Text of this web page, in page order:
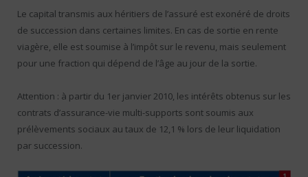
Le capital transmis aux héritiers de l’assuré est exonéré de droits
de succession dans certaines limites. En cas de sortie en rente
viagère, elle est soumise à l’impôt sur le revenu, mais seulement
pour une fraction qui dépend de l’âge au jour de la sortie.
Attention : à partir du 1er janvier 2010, les intérêts obtenus sur les
contrats d’assurance-vie multi-supports sont soumis aux
prélèvements sociaux au taux de 12,1 % lors de leur liquidation
par succession.